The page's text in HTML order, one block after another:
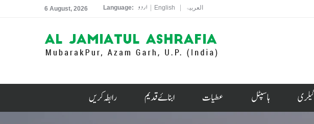
6 August, 2026 Language: اردو | English | العربیۃ
گیلری ہاسپٹل عطیات ابناۓ قدیم رابطہ کریں